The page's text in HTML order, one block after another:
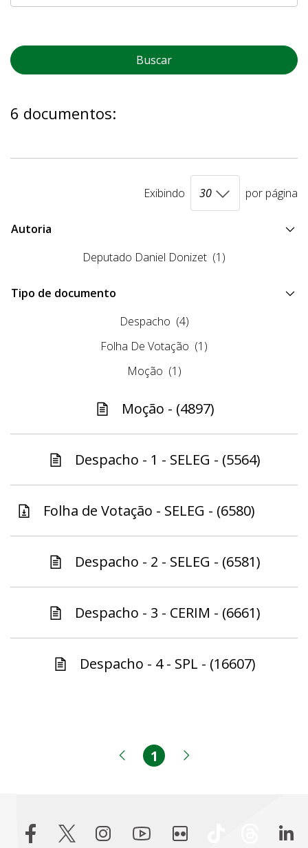
Buscar
6 documentos:
Exibindo por página
Autoria
Deputado Daniel Donizet (1)
Tipo de documento
Despacho (4)
Folha De Votação (1)
Moção (1)
Moção - (4897)
Despacho - 1 - SELEG - (5564)
Folha de Votação - SELEG - (6580)
Despacho - 2 - SELEG - (6581)
Despacho - 3 - CERIM - (6661)
Despacho - 4 - SPL - (16607)
Página anterior
Página
1